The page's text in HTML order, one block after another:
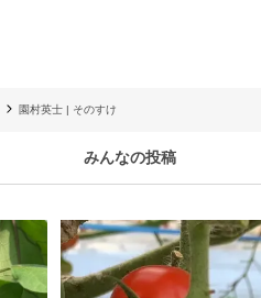
園村英士 | そのすけ
みんなの投稿